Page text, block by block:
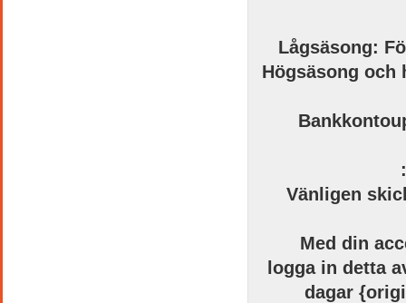
Lågsäsong:
Högsäsong och
Vänligen
Med din
logga in detta
dagar {